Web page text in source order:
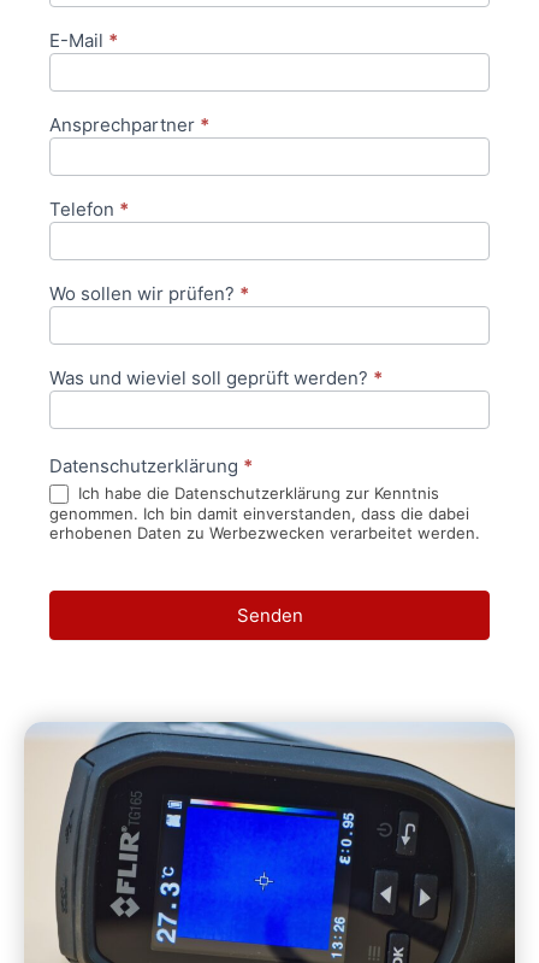
E-Mail *
Ansprechpartner *
Telefon *
Wo sollen wir prüfen? *
Was und wieviel soll geprüft werden? *
Datenschutzerklärung *
Ich habe die Datenschutzerklärung zur Kenntnis
genommen. Ich bin damit einverstanden, dass die dabei
erhobenen Daten zu Werbezwecken verarbeitet werden.
Senden